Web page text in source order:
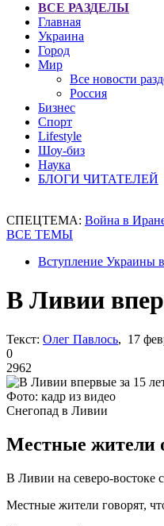
ВСЕ РАЗДЕЛЫ
Главная
Украина
Город
Мир
Все новости
Россия
Бизнес
Спорт
Lifestyle
Шоу-биз
Наука
БЛОГИ ЧИТАТЕЛЕЙ
СПЕЦТЕМА: Война в
ВСЕ ТЕМЫ
Вступление Украины
В Ливии
Текст: Олег Павлось, 17
0
2962
Фото: кадр из видео
Снегопад в Ливии
Местные жители
В Ливии на северо-востоке
Местные жители говорят,